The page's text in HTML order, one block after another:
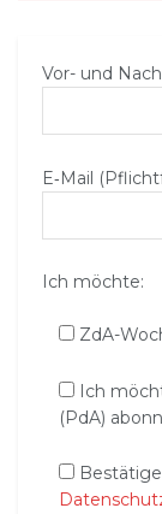
Vor- und
E‑Mail
Ich möchte:
ZdA-
Ich
(PdA)